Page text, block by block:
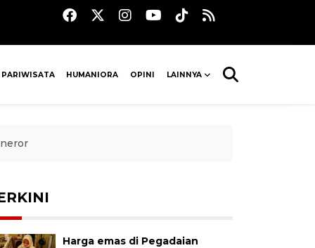
PARIWISATA HUMANIORA OPINI LAINNYA
Harga emas di Pegadaian